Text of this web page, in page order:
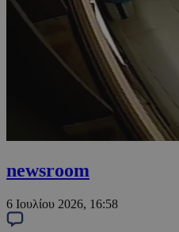
newsroom
6 Ιουλίου 2026, 16:58